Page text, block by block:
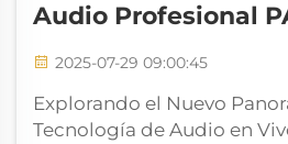
Audio Profesional
2025-07-29 09:00:45
Explorando el Nuevo
Tecnología de Audio en